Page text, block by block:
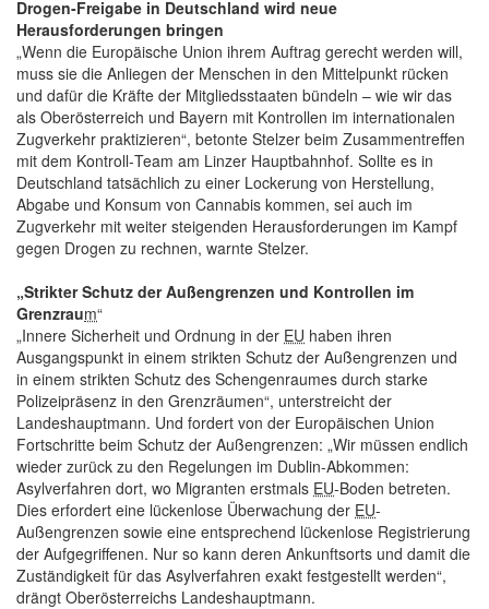
Drogen-Freigabe in Deutschland wird neue
Herausforderungen bringen
„Wenn die Europäische Union ihrem Auftrag gerecht werden will,
muss sie die Anliegen der Menschen in den Mittelpunkt rücken
und dafür die Kräfte der Mitgliedsstaaten bündeln – wie wir das
als Oberösterreich und Bayern mit Kontrollen im internationalen
Zugverkehr praktizieren“, betonte Stelzer beim Zusammentreffen
mit dem Kontroll-Team am Linzer Hauptbahnhof. Sollte es in
Deutschland tatsächlich zu einer Lockerung von Herstellung,
Abgabe und Konsum von Cannabis kommen, sei auch im
Zugverkehr mit weiter steigenden Herausforderungen im Kampf
gegen Drogen zu rechnen, warnte Stelzer.
„Strikter Schutz der Außengrenzen und Kontrollen im
Grenzraum“
„Innere Sicherheit und Ordnung in der EU haben ihren
Ausgangspunkt in einem strikten Schutz der Außengrenzen und
in einem strikten Schutz des Schengenraumes durch starke
Polizeipräsenz in den Grenzräumen“, unterstreicht der
Landeshauptmann. Und fordert von der Europäischen Union
Fortschritte beim Schutz der Außengrenzen: „Wir müssen endlich
wieder zurück zu den Regelungen im Dublin-Abkommen:
Asylverfahren dort, wo Migranten erstmals EU-Boden betreten.
Dies erfordert eine lückenlose Überwachung der EU-
Außengrenzen sowie eine entsprechend lückenlose Registrierung
der Aufgegriffenen. Nur so kann deren Ankunftsorts und damit die
Zuständigkeit für das Asylverfahren exakt festgestellt werden“,
drängt Oberösterreichs Landeshauptmann.